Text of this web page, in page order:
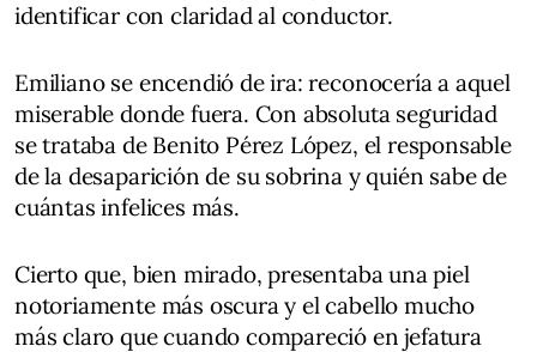
identificar con claridad al conductor.
Emiliano se encendió de ira: reconocería a aquel
miserable donde fuera. Con absoluta seguridad
se trataba de Benito Pérez López, el responsable
de la desaparición de su sobrina y quién sabe de
cuántas infelices más.
Cierto que, bien mirado, presentaba una piel
notoriamente más oscura y el cabello mucho
más claro que cuando compareció en jefatura